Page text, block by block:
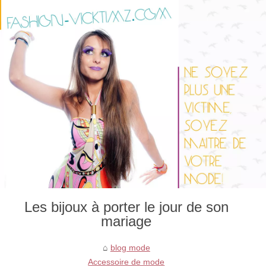
Les bijoux à porter le jour de son
mariage
blog mode
Accessoire de mode